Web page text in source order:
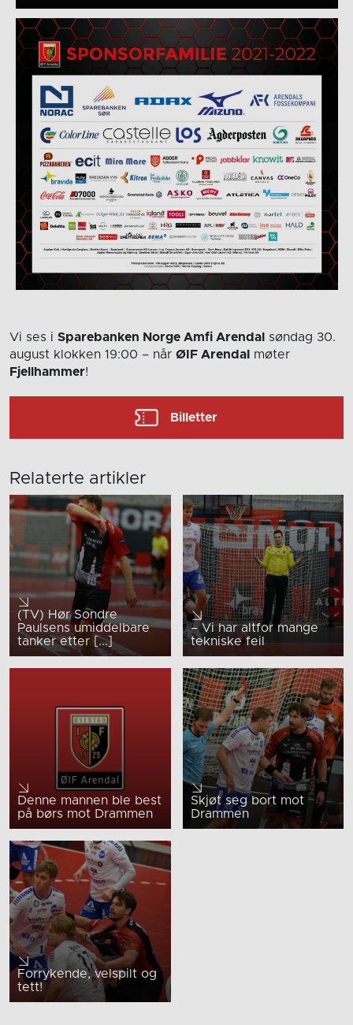
Vi ses i Sparebanken Norge Amfi Arendal
søndag 30.
august klokken 19:00 – når ØIF Arendal
møter
Fjellhammer!
Billetter
Relaterte artikler
(TV) Hør Sondre
Paulsens umiddelbare
tanker etter [...]
– Vi har altfor mange
tekniske feil
Denne mannen ble best
på børs mot Drammen
Skjøt seg bort mot
Drammen
Forrykende, velspilt og
tett!